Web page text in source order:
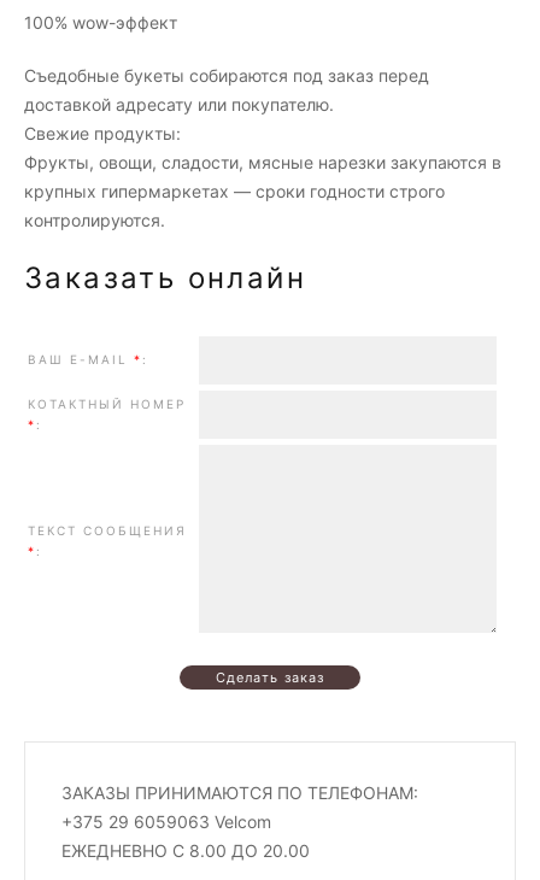
100% wow-эффект
Съедобные букеты собираются под заказ перед
доставкой адресату или покупателю.
Свежие продукты:
Фрукты, овощи, сладости, мясные нарезки закупаются в
крупных гипермаркетах — сроки годности строго
контролируются.
Заказать онлайн
ВАШ E-MAIL * :
КОТАКТНЫЙ НОМЕР
* :
ТЕКСТ СООБЩЕНИЯ
* :
ЗАКАЗЫ ПРИНИМАЮТСЯ ПО ТЕЛЕФОНАМ:
+375 29 6059063 Velcom
ЕЖЕДНЕВНО С 8.00 ДО 20.00